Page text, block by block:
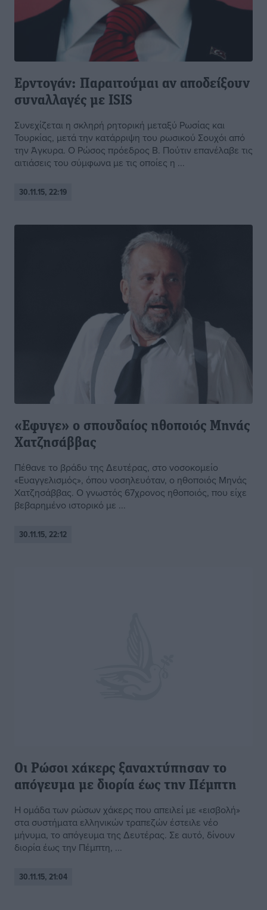
Ερντογάν: Παραιτούμαι αν αποδείξουν
συναλλαγές με ISIS
Συνεχίζεται η σκληρή ρητορική μεταξύ Ρωσίας και
Τουρκίας, μετά την κατάρριψη του ρωσικού Σουχόι από
την Άγκυρα. Ο Ρώσος πρόεδρος Β. Πούτιν επανέλαβε τις
αιτιάσεις του σύμφωνα με τις οποίες η ...
30.11.15, 22:19
«Εφυγε» ο σπουδαίος ηθοποιός Μηνάς
Χατζησάββας
Πέθανε το βράδυ της Δευτέρας, στο νοσοκομείο
«Ευαγγελισμός», όπου νοσηλευόταν, ο ηθοποιός Μηνάς
Χατζησάββας. Ο γνωστός 67χρονος ηθοποιός, που είχε
βεβαρημένο ιστορικό με ...
30.11.15, 22:12
Οι Ρώσοι χάκερς ξαναχτύπησαν το
απόγευμα με διορία έως την Πέμπτη
Η ομάδα των ρώσων χάκερς που απειλεί με «εισβολή»
στα συστήματα ελληνικών τραπεζών έστειλε νέο
μήνυμα, το απόγευμα της Δευτέρας. Σε αυτό, δίνουν
διορία έως την Πέμπτη, ...
30.11.15, 21:04